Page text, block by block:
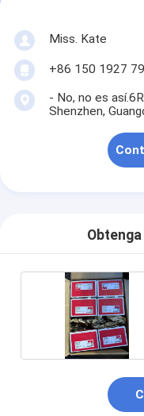
Miss. Kate
+86 150 1927
- No, no es
Shenzhen,